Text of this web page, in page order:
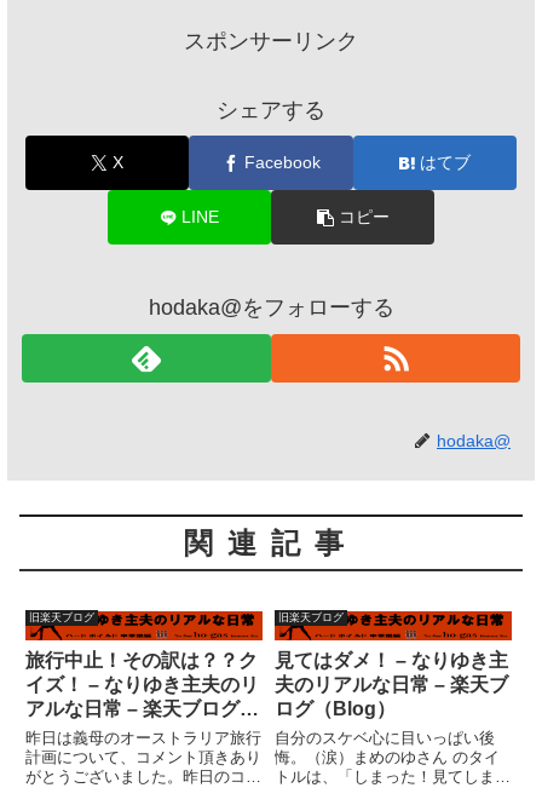
スポンサーリンク
シェアする
X Facebook はてブ
LINE コピー
hodaka@をフォローする
hodaka@
関連記事
旧楽天ブログ
旅行中止！その訳は？？ク
イズ！ – なりゆき主夫のリ
アルな日常 – 楽天ブログ
（Blog）
昨日は義母のオーストラリア旅行
計画について、コメント頂きあり
がとうございました。昨日のコメ
旧楽天ブログ
見てはダメ！ – なりゆき主
夫のリアルな日常 – 楽天ブ
ログ（Blog）
自分のスケベ心に目いっぱい後
悔。（涙）まめのゆさん のタイ
トルは、「しまった！見てしまっ